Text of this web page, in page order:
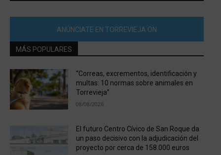
ANÚNCIATE EN TORREVIEJA ON
MÁS POPULARES
“Correas, excrementos, identificación y
multas: 10 normas sobre animales en
Torrevieja”
08/08/2026
El futuro Centro Cívico de San Roque da
un paso decisivo con la adjudicación del
proyecto por cerca de 158.000 euros